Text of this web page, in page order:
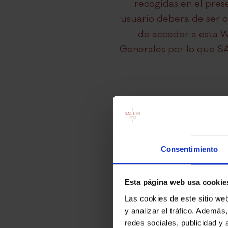
Consentimiento
Esta página web usa
Las cookies de este sitio
y analizar el tráfico.
redes sociales, publicidad y
recogidas en el
usuario deberá de ser
de acceder a esta
Generales por lo que
El titular de la Web
Costa Brava, Edificio